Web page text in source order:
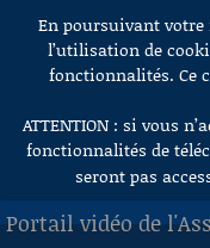
Aller au contenu
En poursuivant votre
l’utilisation de
fonctionnalités. Ce
ATTENTION : si vous
fonctionnalités de
seront pas
Portail vidéo de